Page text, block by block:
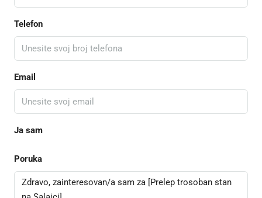
Telefon
Email
Ja sam
Poruka